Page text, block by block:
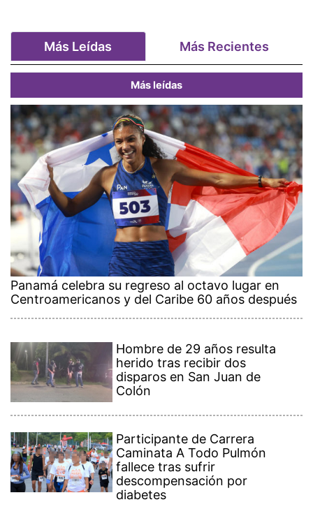
Más Leídas Más Recientes
Más leídas
Panamá celebra su regreso al octavo lugar en
Centroamericanos y del Caribe 60 años después
Hombre de 29 años resulta
herido tras recibir dos
disparos en San Juan de
Colón
Participante de Carrera
Caminata A Todo Pulmón
fallece tras sufrir
descompensación por
diabetes